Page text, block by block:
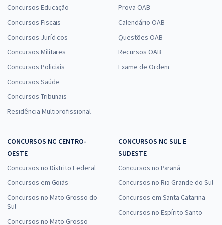
Concursos Educação
Concursos Fiscais
Concursos Jurídicos
Concursos Militares
Concursos Policiais
Concursos Saúde
Concursos Tribunais
Residência Multiprofissional
Prova OAB
Calendário OAB
Questões OAB
Recursos OAB
Exame de Ordem
CONCURSOS NO CENTRO-
OESTE
Concursos no Distrito Federal
Concursos em Goiás
Concursos no Mato Grosso do
Sul
Concursos no Mato Grosso
CONCURSOS NO SUL E
SUDESTE
Concursos no Paraná
Concursos no Rio Grande do Sul
Concursos em Santa Catarina
Concursos no Espírito Santo